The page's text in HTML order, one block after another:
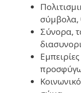
σύμβολα,
Σύνορα,